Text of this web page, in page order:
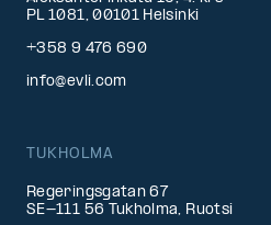
PL 1081, 00101 Helsinki
+358 9 476 690
info@evli.com
TUKHOLMA
Regeringsgatan 67
SE-111 56 Tukholma, Ruotsi